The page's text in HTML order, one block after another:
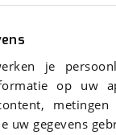
je
op
uw gegevens